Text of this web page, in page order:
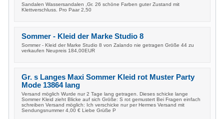
Sandalen Wassersandalen ,Gr. 26 schöne Farben guter Zustand mit
Klettverschluss. Pro Paar 2,50
Sommer - Kleid der Marke Studio 8
Sommer - Kleid der Marke Studio 8 von Zalando nie getragen Größe 44 zu
verkaufen Neupreis 184,00EUR
Gr. s Langes Maxi Sommer Kleid rot Muster Party
Mode 13864 lang
Versand möglich Wurde nur 2 Tage lang getragen. Dieses schicke lange
Sommer Kleid zieht Blicke auf sich Größe: S rot gemustert Bei Fragen einfach
schreiben Versand möglich: Ich verschicke nur per Hermes Versand mit
Sendungsnummer 4,00 € Liebe Grüße P